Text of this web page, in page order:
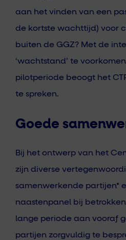
aan het vinden van een
de kortste wachttijd) voor
buiten de GGZ? Met de
‘wachtstand’ te
pilotperiode beoogt het
te spreken.
Goede
Bij het ontwerp van het
zijn diverse
samenwerkende partijen*
naastenpanel bij betrokken
lange periode aan vooraf
partijen zorgvuldig te